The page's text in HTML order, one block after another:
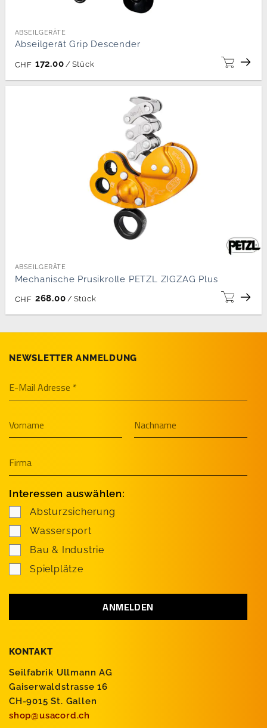
ABSEILGERÄTE
Abseilgerät Grip Descender
CHF 172.00 / Stück
ABSEILGERÄTE
Mechanische Prusikrolle PETZL ZIGZAG Plus
CHF 268.00 / Stück
KONTAKT
Seilfabrik Ullmann AG
Gaiserwaldstrasse 16
CH-9015 St. Gallen
shop@usacord.ch
NEWSLETTER ANMELDUNG
Interessen auswählen:
Absturzsicherung
Wassersport
Bau & Industrie
Spielplätze